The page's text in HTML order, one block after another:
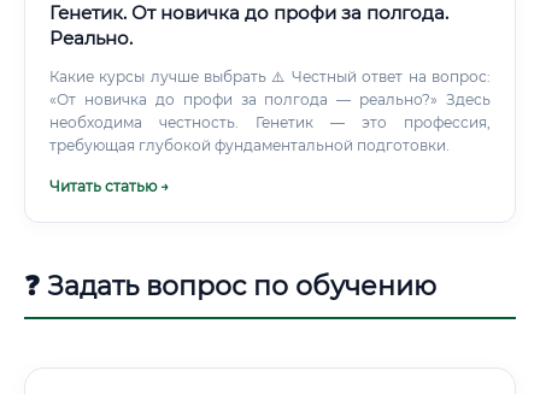
биологических продуктов Анализ углеродного следа и
экологических рисков Экономический анализ
экосистем и биоресурсов Подготовка аналитических
отчётов для руководства и инвесторов Управленческие
задачи Планирование и управление проектами
Координация взаимодействия с партнёрами Участие в
структурами Управление командой исследователей и
и материалов Участие в образовательных программах
Генетик. От новичка до профи за полгода.
Реально.
Какие курсы лучше выбрать ⚠️ Честный ответ на вопрос:
«От новичка до профи за полгода — реально?» Здесь
необходима честность. Генетик — это профессия,
требующая глубокой фундаментальной подготовки.
Читать статью →
❓ Задать вопрос по обучению